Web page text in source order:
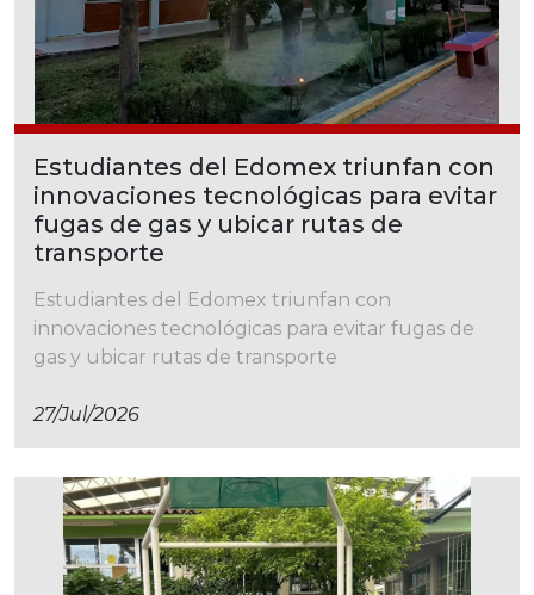
Estudiantes del Edomex triunfan con
innovaciones tecnológicas para evitar
fugas de gas y ubicar rutas de
transporte
Estudiantes del Edomex triunfan con
innovaciones tecnológicas para evitar fugas de
gas y ubicar rutas de transporte
27/jul/2026